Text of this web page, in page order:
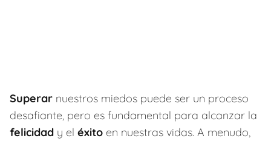
Superar nuestros miedos puede ser un proceso
desafiante, pero es fundamental para alcanzar la
felicidad y el éxito en nuestras vidas. A menudo,